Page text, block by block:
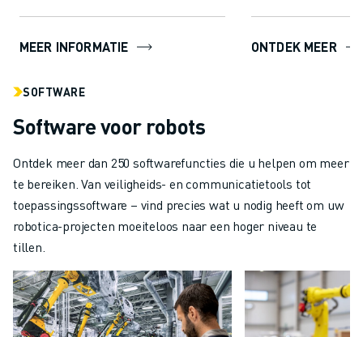
MEER INFORMATIE
vergelijkba...
ONTDEK MEER
SOFTWARE
Software voor robots
Ontdek meer dan 250 softwarefuncties die u helpen om meer
te bereiken. Van veiligheids- en communicatietools tot
toepassingssoftware – vind precies wat u nodig heeft om uw
robotica-projecten moeiteloos naar een hoger niveau te
tillen.